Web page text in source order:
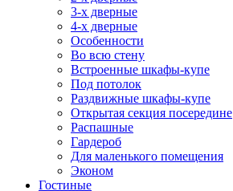
3-х дверные
4-х дверные
Особенности
Во всю стену
Встроенные шкафы-купе
Под потолок
Раздвижные шкафы-купе
Открытая секция посередине
Распашные
Гардероб
Для маленького помещения
Эконом
Гостиные